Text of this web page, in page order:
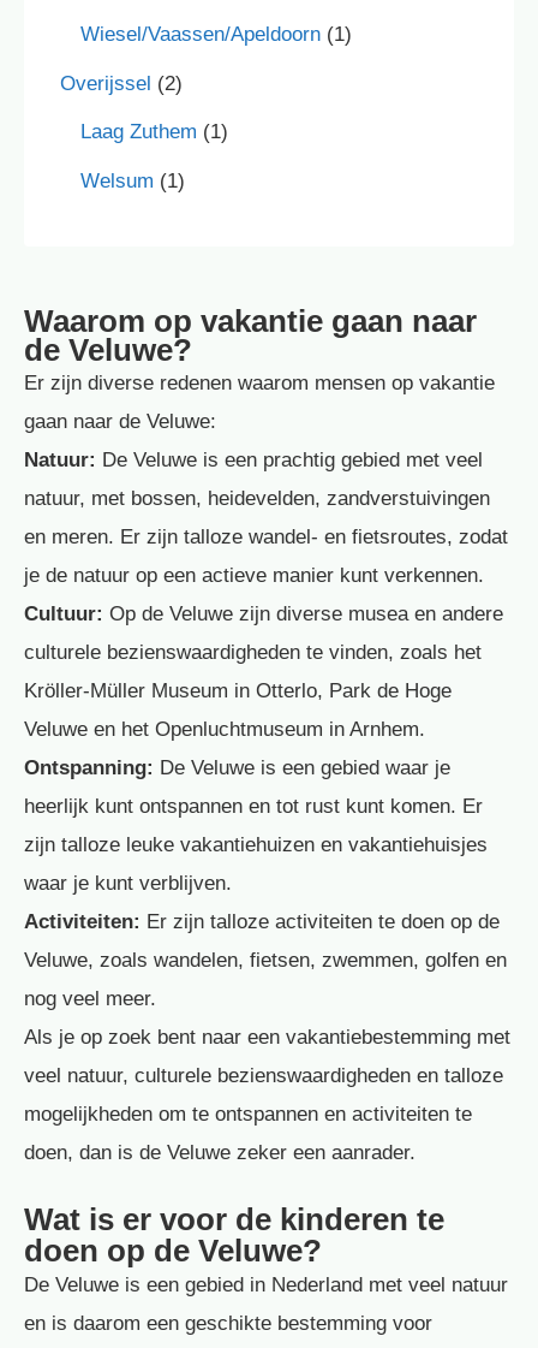
Wiesel/Vaassen/Apeldoorn (1)
Overijssel (2)
Laag Zuthem (1)
Welsum (1)
Waarom op vakantie gaan naar
de Veluwe?
Er zijn diverse redenen waarom mensen op vakantie
gaan naar de Veluwe:
Natuur: De Veluwe is een prachtig gebied met veel
natuur, met bossen, heidevelden, zandverstuivingen
en meren. Er zijn talloze wandel- en fietsroutes, zodat
je de natuur op een actieve manier kunt verkennen.
Cultuur: Op de Veluwe zijn diverse musea en andere
culturele bezienswaardigheden te vinden, zoals het
Kröller-Müller Museum in Otterlo, Park de Hoge
Veluwe en het Openluchtmuseum in Arnhem.
Ontspanning: De Veluwe is een gebied waar je
heerlijk kunt ontspannen en tot rust kunt komen. Er
zijn talloze leuke vakantiehuizen en vakantiehuisjes
waar je kunt verblijven.
Activiteiten: Er zijn talloze activiteiten te doen op de
Veluwe, zoals wandelen, fietsen, zwemmen, golfen en
nog veel meer.
Als je op zoek bent naar een vakantiebestemming met
veel natuur, culturele bezienswaardigheden en talloze
mogelijkheden om te ontspannen en activiteiten te
doen, dan is de Veluwe zeker een aanrader.
Wat is er voor de kinderen te
doen op de Veluwe?
De Veluwe is een gebied in Nederland met veel natuur
en is daarom een geschikte bestemming voor